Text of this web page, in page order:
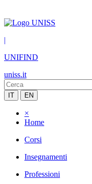
|
UNIFIND
uniss.it
IT EN
×
Home
Corsi
Insegnamenti
Professioni